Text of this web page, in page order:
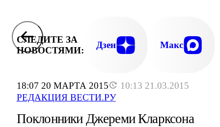
18:07 20 МАРТА 2015
10:13 21.03.2015
РЕДАКЦИЯ ВЕСТИ.РУ
СЛЕДИТЕ ЗА
НОВОСТЯМИ:
Дзен Макс
Поклонники Джереми Кларксона